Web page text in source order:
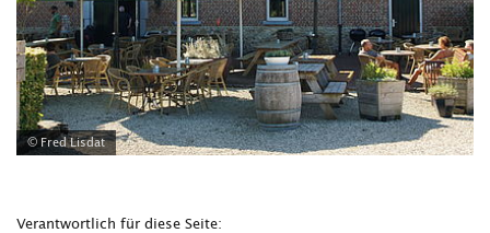
© Fred Lisdat
Verantwortlich für diese Seite: